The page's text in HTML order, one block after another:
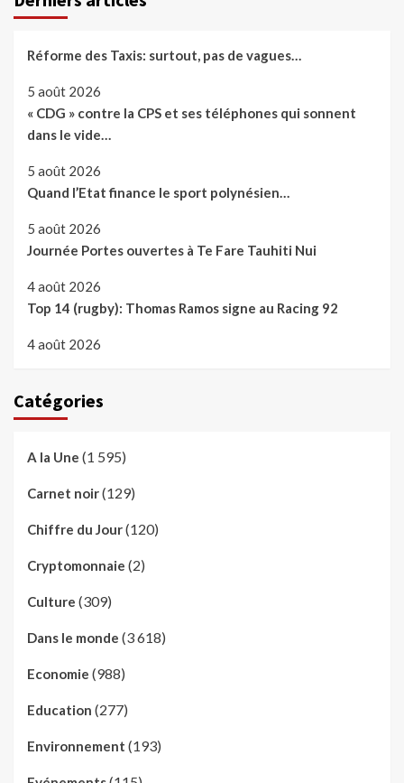
Réforme des Taxis: surtout, pas de vagues…
5 août 2026
« CDG » contre la CPS et ses téléphones qui sonnent
dans le vide…
5 août 2026
Quand l’Etat finance le sport polynésien…
5 août 2026
Journée Portes ouvertes à Te Fare Tauhiti Nui
4 août 2026
Top 14 (rugby): Thomas Ramos signe au Racing 92
4 août 2026
Catégories
A la Une (1 595)
Carnet noir(129)
Chiffre du Jour(120)
Cryptomonnaie (2)
Culture (309)
Dans le monde (3 618)
Economie (988)
Education (277)
Environnement (193)